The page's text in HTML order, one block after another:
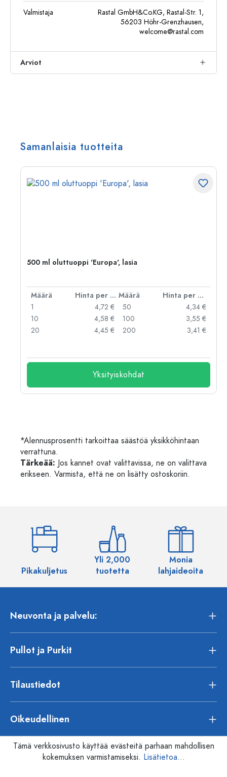
Valmistaja
Rastal GmbH&Co.KG, Rastal-Str. 1,
56203 Höhr-Grenzhausen,
welcome@rastal.com
Arviot
Samanlaisia tuotteita
500 ml oluttuoppi 'Europa', lasia
Määrä Hinta per kpl Määrä
Hinta per kpl
1
4,72 €
10
4,58 €
20
4,45 €
50
4,34 €
100
3,55 €
200
3,41 €
Yksityiskohdat
*Alennusprosentti tarkoittaa säästöä yksikköhintaan
verrattuna.
Tärkeää: Jos kannet ovat valittavissa, ne on valittava
erikseen. Varmista, että ne on lisätty ostoskoriin.
Pikakuljetus
Yli 2,000
tuotetta
Monia
lahjaideoita
Neuvonta ja palvelu:
Pullot ja Purkit
Tilaustiedot
Oikeudellinen
Tämä verkkosivusto käyttää evästeitä parhaan mahdollisen
kokemuksen varmistamiseksi. Lisätietoa...